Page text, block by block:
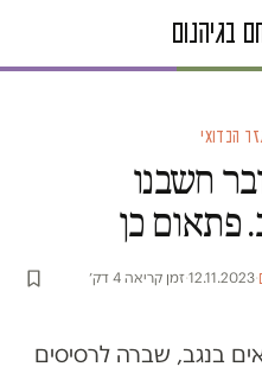
הבדואי
חשבנו
פתאום כן
·
12.11.2023
·זמן קריאה 4 דק׳
בנגב, שברה לרסיסים